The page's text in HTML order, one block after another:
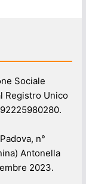
Sociale
Registro Unico
n°
Antonella
2023.